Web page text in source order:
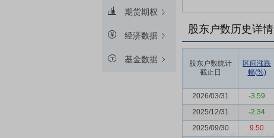
期货期权
经济数据
基金数据
股东户数历史详情
股东户数统计
截止日
区间涨跌
幅(%)
2026/03/31
-3.59
2025/12/31
-2.34
2025/09/30
9.50